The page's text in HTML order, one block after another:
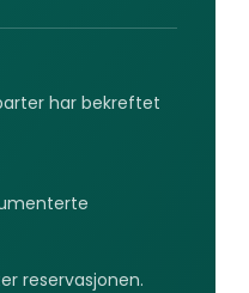
har bekreftet
reservasjonen.